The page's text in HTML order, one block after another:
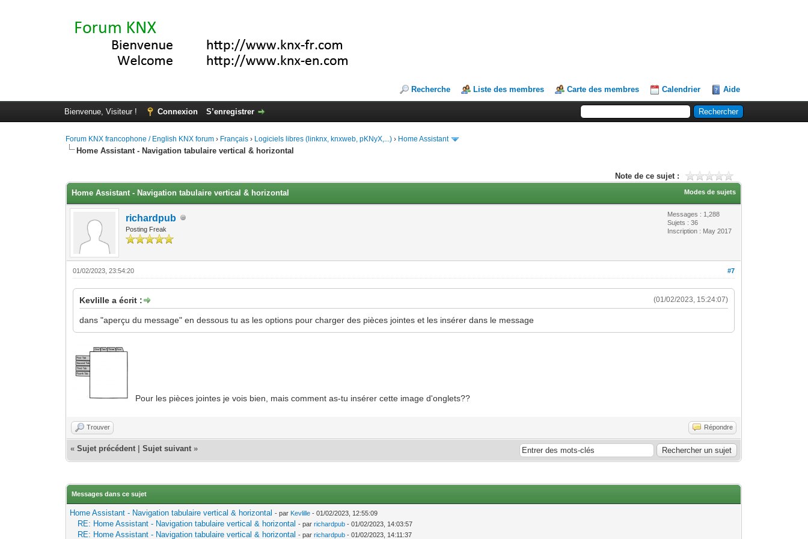
Recherche Liste des membres Carte des membres Calendrier Aide
Bienvenue, Visiteur ! Connexion S’enregistrer
Forum KNX francophone / English KNX forum › Français › Logiciels libres (linknx, knxweb, pKNyX,...) › Home Assistant
Home Assistant - Navigation tabulaire vertical & horizontal
Note de ce sujet :
Modes de sujets
Home Assistant - Navigation tabulaire vertical & horizontal
richardpub
Posting Freak
Messages : 1,288
Sujets : 36
Inscription : May 2017
#7
01/02/2023, 23:54:20
(01/02/2023, 15:24:07)
Kevlille a écrit :
dans "aperçu du message" en dessous tu as les options pour charger des pièces jointes et les insérer dans le message
Pour les pièces jointes je vois bien, mais comment as-tu insérer cette image d'onglets??
Trouver Répondre
«Sujet précédent |Sujet suivant »
Messages dans ce sujet
Home Assistant - Navigation tabulaire vertical & horizontal - par Kevlille - 01/02/2023, 12:55:09
RE: Home Assistant - Navigation tabulaire vertical & horizontal - parrichardpub - 01/02/2023, 14:03:57
RE: Home Assistant - Navigation tabulaire vertical & horizontal - parrichardpub - 01/02/2023, 14:11:37